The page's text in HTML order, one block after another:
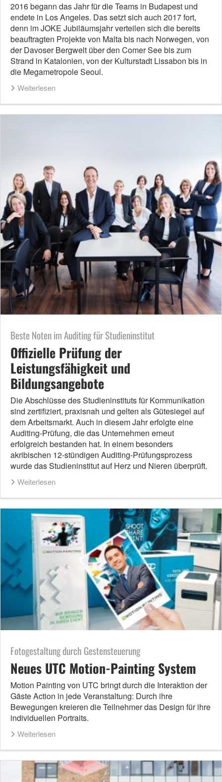
2016 begann das Jahr für die Teams in Budapest und
endete in Los Angeles. Das setzt sich auch 2017 fort,
denn im JOKE Jubiläumsjahr verteilen sich die bereits
beauftragten Projekte von Malta bis nach Norwegen, von
der Davoser Bergwelt über den Comer See bis zum
Strand in Katalonien, von der Kulturstadt Lissabon bis in
die Megametropole Seoul.
Weiterlesen
Beste Noten im Auditing für Studieninstitut
Offizielle Prüfung der
Leistungsfähigkeit und
Bildungsangebote
Die Abschlüsse des Studieninstituts für Kommunikation
sind zertifiziert, praxisnah und gelten als Gütesiegel auf
dem Arbeitsmarkt. Auch in diesem Jahr erfolgte eine
Auditing-Prüfung, die das Unternehmen erneut
erfolgreich bestanden hat. In einem besonders
akribischen 12-stündigen Auditing-Prüfungsprozess
wurde das Studieninstitut auf Herz und Nieren überprüft.
Weiterlesen
Fotogestaltung durch Gestensteuerung
Neues UTC Motion-Painting System
Motion Painting von UTC bringt durch die Interaktion der
Gäste Action in jede Veranstaltung: Durch ihre
Bewegungen kreieren die Teilnehmer das Design für ihre
individuellen Portraits.
Weiterlesen